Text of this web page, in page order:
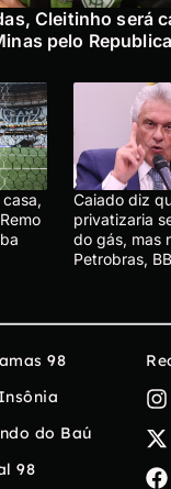
Cleitinho será
pelo
casa,
Caiado diz
privatizaria
do gás, mas
Petrobras,
98
do Baú
98